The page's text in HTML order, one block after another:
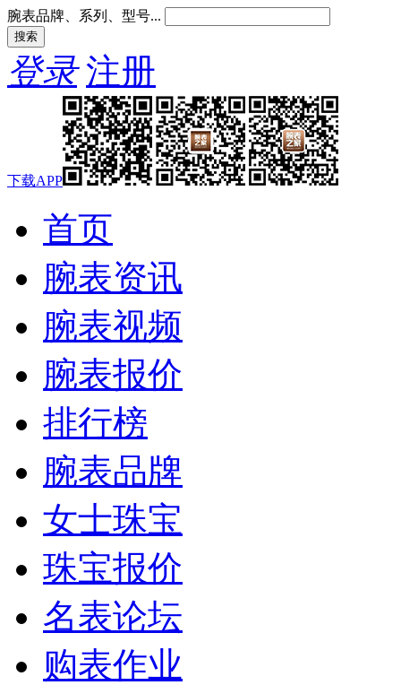
腕表品牌、系列、型号...
登录 注册
下载APP
首页
腕表资讯
腕表视频
腕表报价
排行榜
腕表品牌
女士珠宝
珠宝报价
名表论坛
购表作业